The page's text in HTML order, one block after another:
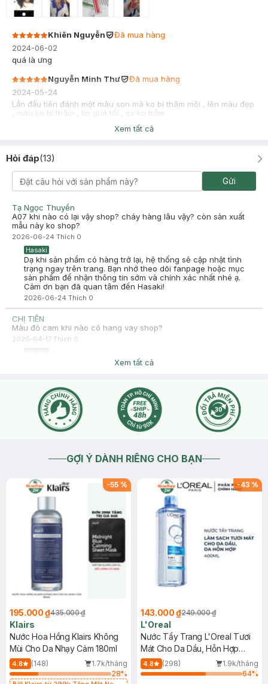
Khiên Nguyễn
Đã mua hàng
2024-06-02
quá là ưng
Nguyễn Minh Thư
Đã mua hàng
2024-05-24
Lần đầu tiên đánh một màu son mà ko bị thâm môi , lên màu đẹp
, màu ko bị thâm , ko quá tối , cx ko trầm .
Xem tất cả
Hỏi đáp(13)
Gửi
Tạ Ngọc Thuyền
A07 khi nào có lại vậy shop? cháy hàng lâu vậy? còn sản xuất
mẫu này ko shop?
2026-06-24 Thích 0
Hasaki
Dạ khi sản phẩm có hàng trở lại, hệ thống sẽ cập nhật tình
trạng ngay trên trang. Bạn nhớ theo dõi fanpage hoặc mục
sản phẩm để nhận thông tin sớm và chính xác nhất nhé ạ.
Cảm ơn bạn đã quan tâm đến Hasaki!
2026-06-24 Thích 0
CHỊ TIÊN
Màu đỏ cam khi nào có hang vay shop?
2026-04-17 Thích 0
Dạ khi nào có hàng về thêm hệ thống sẽ cập nhật lại tình
2026-04-17Thích
Xem tất cả
GỢI Ý DÀNH RIÊNG CHO BẠN
-55 %
195.000 ₫435.000 ₫
Klairs
Nước Hoa Hồng Klairs Không
Mùi Cho Da Nhạy Cảm 180ml
4.8 (148)
1.7k/tháng
28%
-43 %
143.000 ₫249.000 ₫
L'Oreal
Nước Tẩy Trang L'Oreal Tươi
Mát Cho Da Dầu, Hỗn Hợp
400ml
4.8 (298)
1.9k/tháng
64%